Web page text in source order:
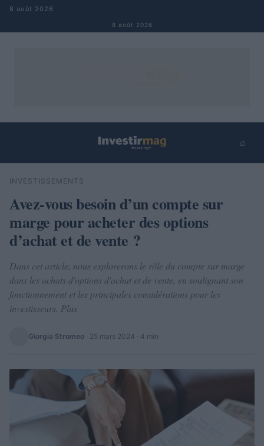
Aller au contenu
8 août 2026
8 août 2026
⌕
Rechercher
INVESTISSEMENTS
Avez-vous besoin d’un compte sur
marge pour acheter des options
d’achat et de vente ?
Dans cet article, nous explorerons le rôle du compte sur marge
dans les achats d'options d'achat et de vente, en soulignant son
fonctionnement et les principales considérations pour les
investisseurs. Plus
Giorgia Stromeo · 25 mars 2024 · 4 min